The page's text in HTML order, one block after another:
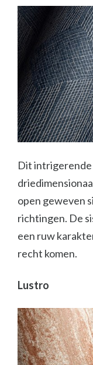
Dit
open geweven
richtingen. De
een ruw
recht komen.
Lustro